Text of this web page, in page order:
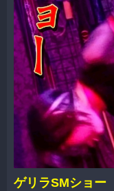
ゲリラSMショー